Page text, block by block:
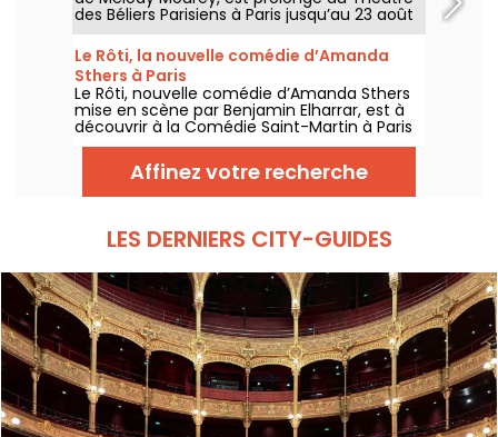
des Béliers Parisiens à Paris jusqu’au 23 août
2026, avec des représentations du mardi au
dimanche.
Le Rôti, la nouvelle comédie d’Amanda
Sthers à Paris
Le Rôti, nouvelle comédie d’Amanda Sthers
mise en scène par Benjamin Elharrar, est à
découvrir à la Comédie Saint-Martin à Paris
jusqu’au 15 octobre 2026.
Affinez votre recherche
LES DERNIERS CITY-GUIDES